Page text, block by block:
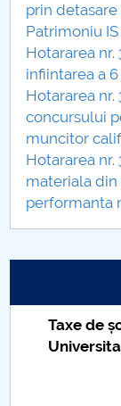
prin
Patrimoniu IS
Hotararea nr.
infiintarea a
Hotararea nr.
concursului
muncitor
Hotararea nr.
materiala
performanta
Taxe de